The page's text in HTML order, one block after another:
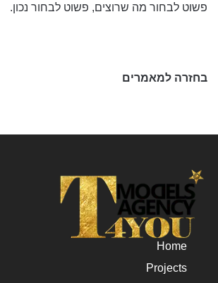
פשוט לבחור מה שרוצים, פשוט לבחור נכון.
בחזרה למאמרים
Home
Projects